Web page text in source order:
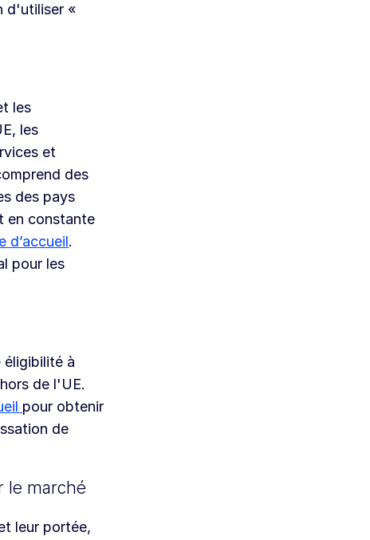
d'utiliser «
les
les
et
des
des pays
en constante
d’accueil.
pour les
à
de l'UE.
pour obtenir
de
le marché
leur portée,